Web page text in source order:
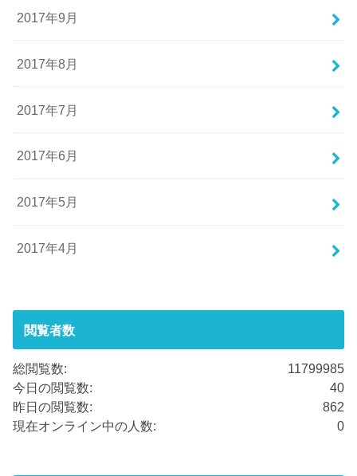
2017年9月
2017年8月
2017年7月
2017年6月
2017年5月
2017年4月
閲覧者数
11799985
総閲覧数:
40
今日の閲覧数:
862
昨日の閲覧数:
0
現在オンライン中の人数: